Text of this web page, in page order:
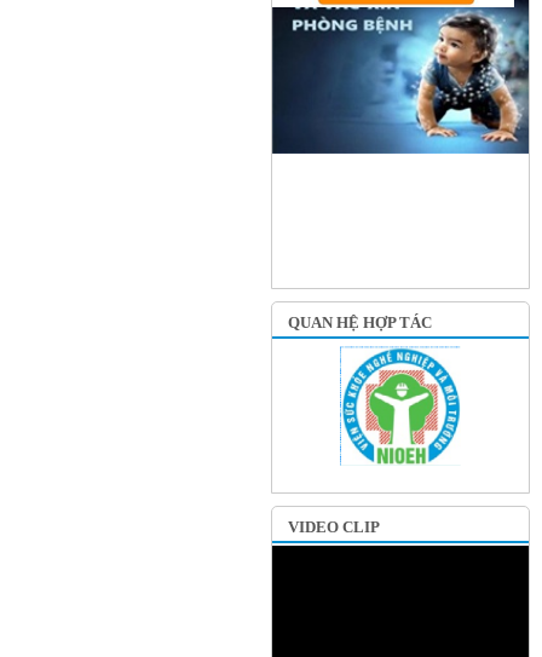
QUAN HỆ HỢP TÁC
VIDEO CLIP